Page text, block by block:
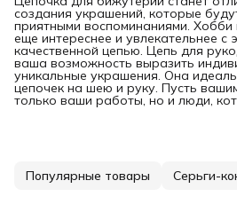
создания украшений, которые
приятными воспоминаниями. Хобби
еще интереснее и увлекательнее с
качественной цепью. Цепь для
ваша возможность выразить
уникальные украшения. Она
цепочек на шею и руку. Пусть
только ваши работы, но и люди,
Популярные товары Серьги-